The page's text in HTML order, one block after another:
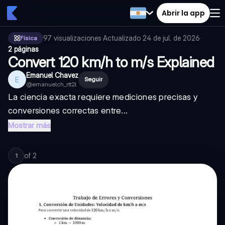
Abrir la app
Física 97 visualizaciones·Actualizado 24 de jul. de 2026·
2 páginas
Convert 120 km/h to m/s Explained
E Emanuel Chavez
@emanuelch_rtt2l
Seguir
La ciencia exacta requiere mediciones precisas y
conversiones correctas entre...
Mostrar más
1 of 2